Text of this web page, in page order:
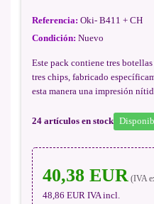
Referencia: Oki- B411 + CH
Condición: Nuevo
Este pack contiene tres
tres chips, fabricado
esta manera una impresión
24 artículos en stock
40,38 EUR (IVA
48,86 EUR IVA incl.